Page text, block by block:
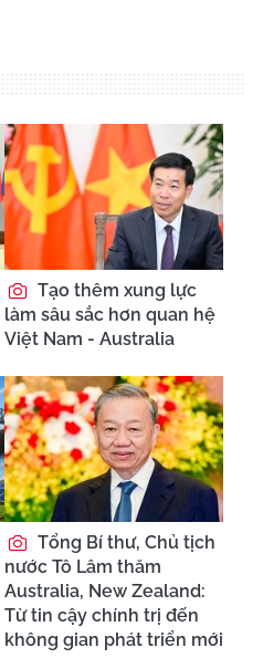
Tạo thêm xung lực
làm sâu sắc hơn quan hệ
Việt Nam - Australia
Tổng Bí thư, Chủ tịch
nước Tô Lâm thăm
Australia, New Zealand:
Từ tin cậy chính trị đến
không gian phát triển mới